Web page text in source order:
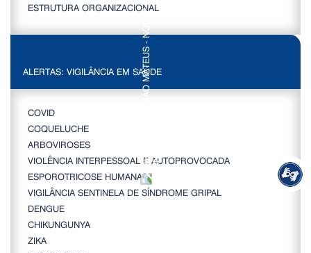
ESTRUTURA ORGANIZACIONAL
ALERTAS: VIGILÂNCIA EM SAÚDE
COVID
COQUELUCHE
ARBOVIROSES
VIOLÊNCIA INTERPESSOAL E AUTOPROVOCADA
ESPOROTRICOSE HUMANA
VIGILÂNCIA SENTINELA DE SÍNDROME GRIPAL
DENGUE
CHIKUNGUNYA
ZIKA